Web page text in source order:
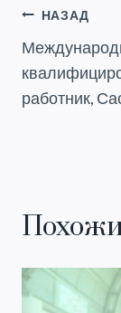
По
НАЗАД
работник,